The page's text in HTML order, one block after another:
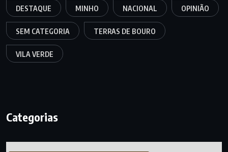
DESTAQUE MINHO NACIONAL OPINIÃO
SEM CATEGORIA TERRAS DE BOURO
VILA VERDE
Categorias